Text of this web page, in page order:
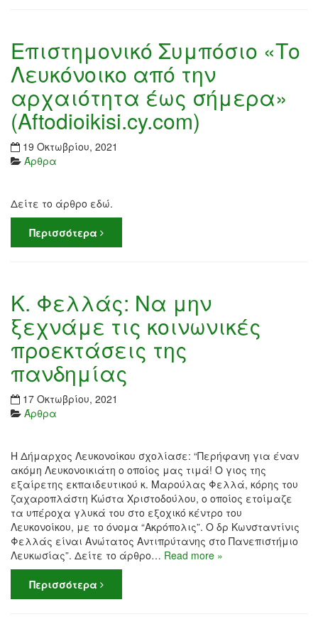
Επιστημονικό Συμπόσιο «Το
Λευκόνοικο από την
αρχαιότητα έως σήμερα»
(Aftodioikisi.cy.com)
19 Οκτωβρίου, 2021
Άρθρα
Δείτε το άρθρο εδώ.
Περισσότερα
Κ. Φελλάς: Να μην
ξεχνάμε τις κοινωνικές
προεκτάσεις της
πανδημίας
17 Οκτωβρίου, 2021
Άρθρα
Η Δήμαρχος Λευκονοίκου σχολίασε: “Περήφανη για έναν
ακόμη Λευκονοικιάτη ο οποίος μας τιμά! Ο γιος της
εξαίρετης εκπαιδευτικού κ. Μαρούλας Φελλά, κόρης του
ζαχαροπλάστη Κώστα Χριστοδούλου, ο οποίος ετοίμαζε
τα υπέροχα γλυκά του στο εξοχικό κέντρο του
Λευκονοίκου, με το όνομα “Ακρόπολις”. Ο δρ Κωνσταντίνις
Φελλάς είναι Ανώτατος Αντιπρύτανης στο Πανεπιστήμιο
Λευκωσίας”. Δείτε το άρθρο… Read more »
Περισσότερα